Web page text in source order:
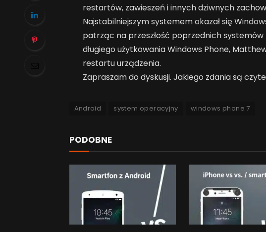
restartów, zawieszeń i innych dziwnych
Najstabilniejszym systemem okazał się
patrząc na przeszłość poprzednich
długiego użytkowania Windows Phone,
restartu urządzenia.
Zapraszam do dyskusji. Jakiego zdania są
Android system operacyjny windows phone 7
PODOBNE